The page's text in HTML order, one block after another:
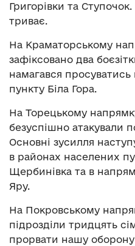
Григорівки та
триває.
На Краматорському
зафіксовано два
намагався
пункту Біла Гора.
На Торецькому
безуспішно атакували
Основні зусилля
в районах населених
Щербинівка та в
Яру.
На Покровському
підрозділи тридцять
прорвати нашу